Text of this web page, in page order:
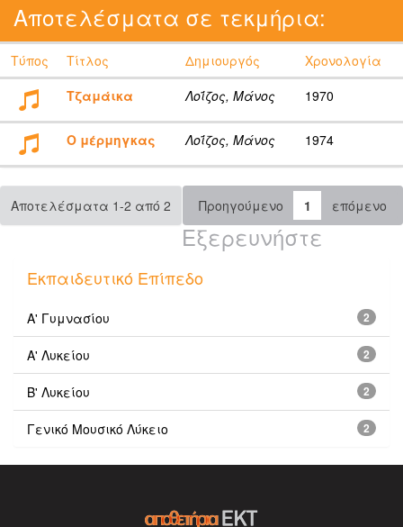
Αποτελέσματα σε τεκμήρια:
Τύπος Τίτλος Δημιουργός
Χρονολογία
Τζαμάικα
Λοΐζος, Μάνος 1970
Ο μέρμηγκας Λοΐζος, Μάνος 1974
Αποτελέσματα 1-2 από 2 Προηγούμενο 1 επόμενο
Εξερευνήστε
Εκπαιδευτικό Επίπεδο
2
Α' Γυμνασίου
2
Α' Λυκείου
2
Β' Λυκείου
2
Γενικό Μουσικό Λύκειο